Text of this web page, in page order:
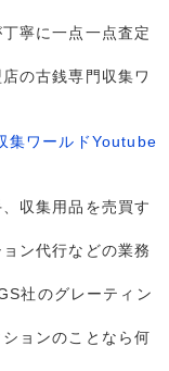
寧に一点一点査定
の古銭専門収集ワ
集ワールドYoutube
収集用品を売買す
ン代行などの業務
社のグレーティン
ョンのことなら何